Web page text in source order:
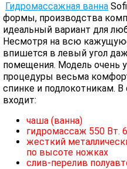
Гидромассажная ванна
формы, производства
идеальный вариант для
Несмотря на всю
впишется в левый угол
помещения. Модель очень
процедуры весьма
спинке и подлокотникам.
входит:
чаша (ванна)
гидромассаж 550 Вт.
жесткий
по высоте ножках
слив-перелив